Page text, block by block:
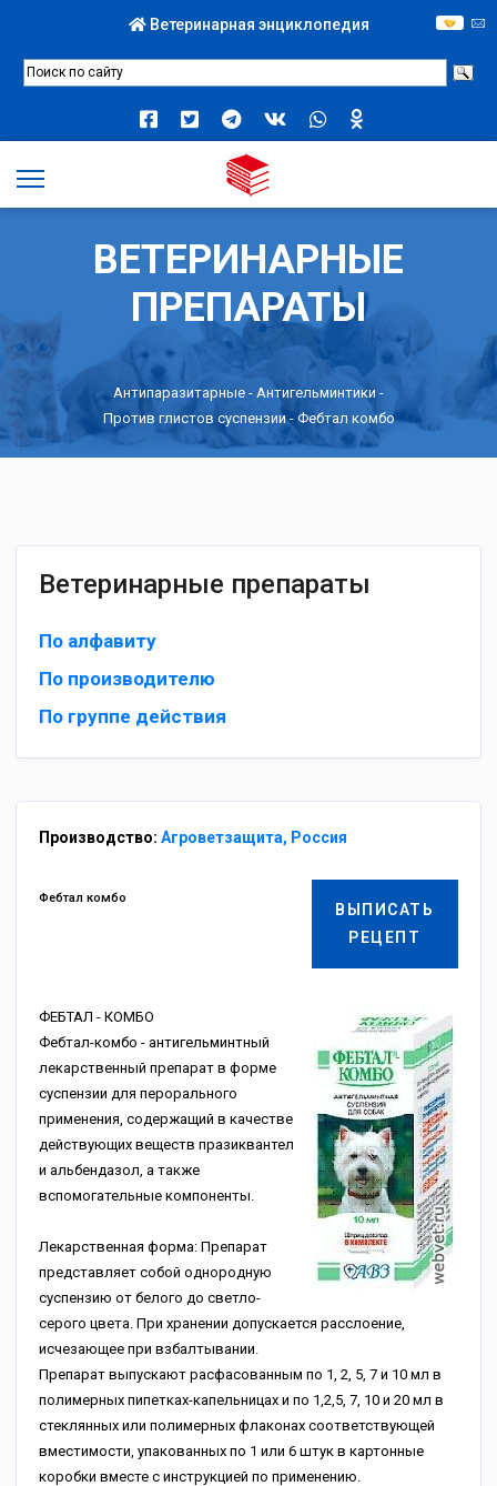
Ветеринарная энциклопедия
ВЕТЕРИНАРНЫЕ
ПРЕПАРАТЫ
Антипаразитарные - Антигельминтики -
Против глистов суспензии- Фебтал комбо
Ветеринарные препараты
По алфавиту
По производителю
По группе действия
Производство: Агроветзащита, Россия
ВЫПИСАТЬ
РЕЦЕПТ
Фебтал комбо
ФЕБТАЛ - КОМБО
Фебтал-комбо - антигельминтный
лекарственный препарат в форме
суспензии для перорального
применения, содержащий в качестве
действующих веществ празиквантел
и альбендазол, а также
вспомогательные компоненты.
Лекарственная форма: Препарат
представляет собой однородную
суспензию от белого до светло-
серого цвета. При хранении допускается расслоение,
исчезающее при взбалтывании.
Препарат выпускают расфасованным по 1, 2, 5, 7 и 10 мл в
полимерных пипетках-капельницах и по 1,2,5, 7, 10 и 20 мл в
стеклянных или полимерных флаконах соответствующей
вместимости, упакованных по 1 или 6 штук в картонные
коробки вместе с инструкцией по применению.